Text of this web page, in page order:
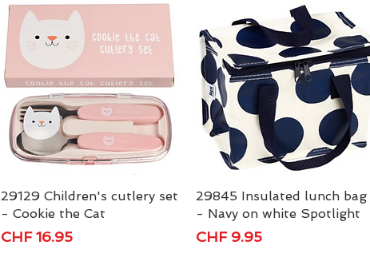
Schnellansicht
29129 Children's cutlery set
- Cookie the Cat
Preis
CHF 16.95
Schnellansicht
29845 Insulated lunch bag
- Navy on white Spotlight
Preis
CHF 9.95